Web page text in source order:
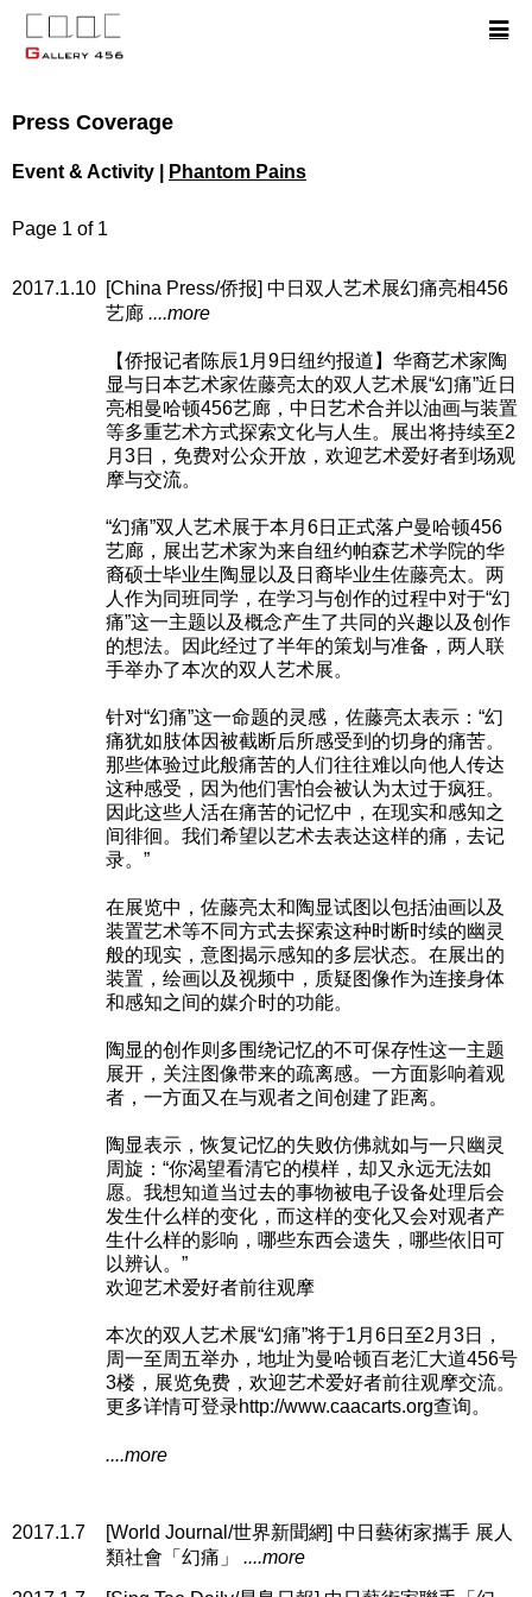
Press Coverage
Event & Activity | Phantom Pains
Page 1 of 1
2017.1.10 [China Press/侨报] 中日双人艺术展幻痛亮相456
艺廊 ....more
【侨报记者陈辰1月9日纽约报道】华裔艺术家陶
显与日本艺术家佐藤亮太的双人艺术展“幻痛”近日
亮相曼哈顿456艺廊，中日艺术合并以油画与装置
等多重艺术方式探索文化与人生。展出将持续至2
月3日，免费对公众开放，欢迎艺术爱好者到场观
摩与交流。
“幻痛”双人艺术展于本月6日正式落户曼哈顿456
艺廊，展出艺术家为来自纽约帕森艺术学院的华
裔硕士毕业生陶显以及日裔毕业生佐藤亮太。两
人作为同班同学，在学习与创作的过程中对于“幻
痛”这一主题以及概念产生了共同的兴趣以及创作
的想法。因此经过了半年的策划与准备，两人联
手举办了本次的双人艺术展。
针对“幻痛”这一命题的灵感，佐藤亮太表示：“幻
痛犹如肢体因被截断后所感受到的切身的痛苦。
那些体验过此般痛苦的人们往往难以向他人传达
这种感受，因为他们害怕会被认为太过于疯狂。
因此这些人活在痛苦的记忆中，在现实和感知之
间徘徊。我们希望以艺术去表达这样的痛，去记
录。”
在展览中，佐藤亮太和陶显试图以包括油画以及
装置艺术等不同方式去探索这种时断时续的幽灵
般的现实，意图揭示感知的多层状态。在展出的
装置，绘画以及视频中，质疑图像作为连接身体
和感知之间的媒介时的功能。
陶显的创作则多围绕记忆的不可保存性这一主题
展开，关注图像带来的疏离感。一方面影响着观
者，一方面又在与观者之间创建了距离。
陶显表示，恢复记忆的失败仿佛就如与一只幽灵
周旋：“你渴望看清它的模样，却又永远无法如
愿。我想知道当过去的事物被电子设备处理后会
发生什么样的变化，而这样的变化又会对观者产
生什么样的影响，哪些东西会遗失，哪些依旧可
以辨认。”
欢迎艺术爱好者前往观摩
本次的双人艺术展“幻痛”将于1月6日至2月3日，
周一至周五举办，地址为曼哈顿百老汇大道456号
3楼，展览免费，欢迎艺术爱好者前往观摩交流。
更多详情可登录http://www.caacarts.org查询。
....more
2017.1.7
[World Journal/世界新聞網] 中日藝術家攜手 展人
類社會「幻痛」 ....more